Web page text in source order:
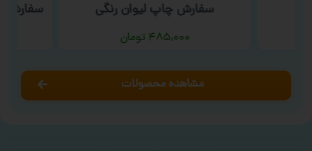
سفارش چاپ لیوان رنگی
۴۸۵,۰۰۰ تومان
سفارش
مشاهده محصولات